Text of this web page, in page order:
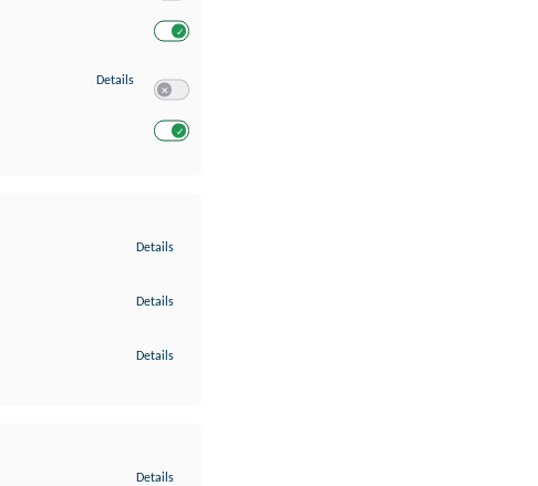
Details zu Entwicklung und Verbesserung der Angebote
Details
Details
Details
Details